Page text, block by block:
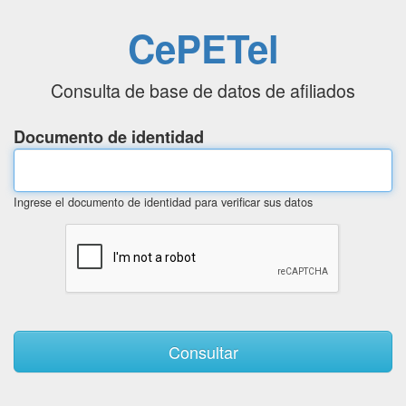
CePETel
Consulta de base de datos de afiliados
Documento de identidad
Ingrese el documento de identidad para verificar sus datos
Consultar